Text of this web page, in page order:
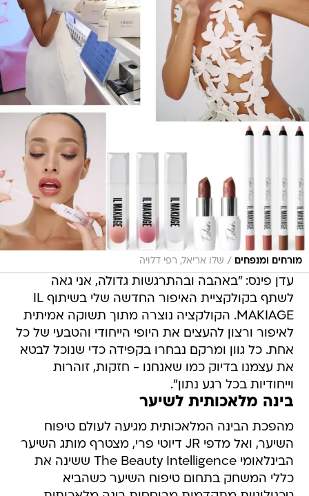
מורחים ומנפחים / שלו אריאל, רפי דלויה
עדן פינס: "באהבה ובהתרגשות גדולה, אני גאה
לשתף בקולקציית האיפור החדשה שלי בשיתוף IL
MAKIAGE. הקולקציה נוצרה מתוך תשוקה אמיתית
לאיפור ורצון להעצים את היופי הייחודי והטבעי של כל
אחת. כל גוון ומרקם נבחרו בקפידה כדי שנוכל לבטא
את עצמנו בדיוק כמו שאנחנו - חזקות, זוהרות
וייחודיות בכל רגע נתון".
בינה מלאכותית לשיער
מהפכת הבינה המלאכותית מגיעה לעולם טיפוח
השיער, ואל מדפי JR דיוטי פרי, מצטרף מותג השיער
הבינלאומי The Beauty Intelligence ששינה את
כללי המשחק בתחום טיפוח השיער כשהביא